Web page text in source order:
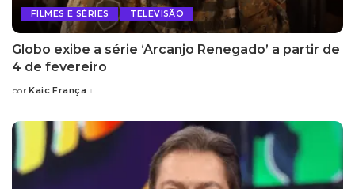
FILMES E SÉRIES TELEVISÃO
Globo exibe a série ‘Arcanjo Renegado’ a partir de
4 de fevereiro
Posted
por Kaic França